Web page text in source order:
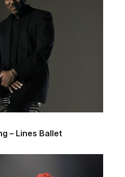
– Lines Ballet